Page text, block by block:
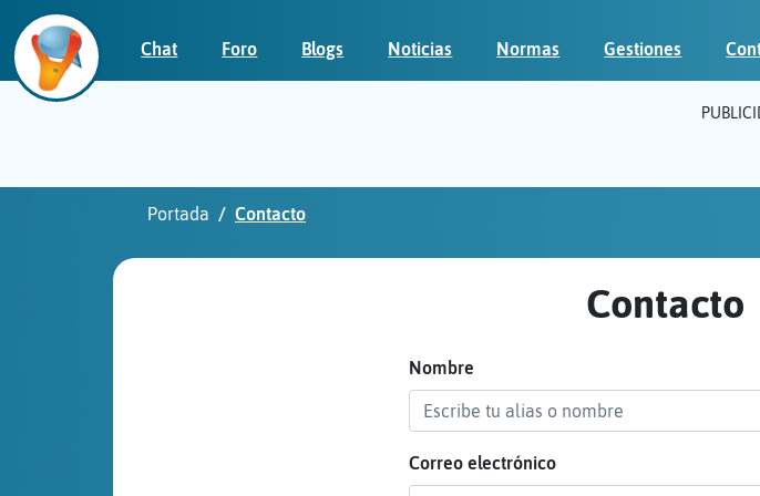
Chat Foro Blogs Noticias Normas Gestiones
Portada Contacto
Contacto
Nombre
Correo electrónico
Iniciar